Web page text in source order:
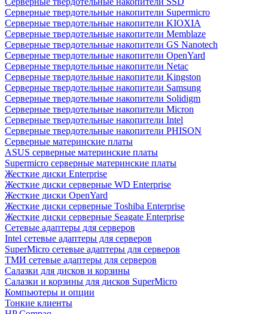
Cерверные твердотельные накопители Supermicro
Cерверные твердотельные накопители KIOXIA
Cерверные твердотельные накопители Memblaze
Cерверные твердотельные накопители GS Nanotech
Серверные твердотельные накопители OpenYard
Серверные твердотельные накопители Netac
Cерверные твердотельные накопители Kingston
Cерверные твердотельные накопители Samsung
Cерверные твердотельные накопители Solidigm
Cерверные твердотельные накопители Micron
Cерверные твердотельные накопители Intel
Cерверные твердотельные накопители PHISON
Серверные материнские платы
ASUS серверные материнские платы
Supermicro серверные материнские платы
Жесткие диски Enterprise
Жесткие диски серверные WD Enterprise
Жесткие диски OpenYard
Жесткие диски серверные Toshiba Enterprise
Жесткие диски серверные Seagate Enterprise
Сетевые адаптеры для серверов
Intel сетевые адаптеры для серверов
SuperMicro сетевые адаптеры для серверов
ТМИ сетевые адаптеры для серверов
Салазки для дисков и корзины
Салазки и корзины для дисков SuperMicro
Компьютеры и опции
Тонкие клиенты